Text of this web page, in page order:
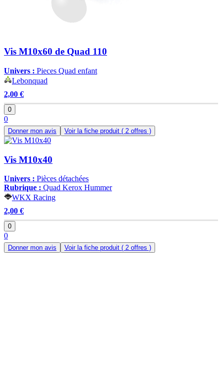
Vis M10x60 de Quad 110
Univers : Pieces Quad enfant
Lebonquad
2,00 €
0
0
Donner mon avis Voir la fiche produit ( 2 offres )
Vis M10x40
Univers : Pièces détachées
Rubrique : Quad Kerox Hummer
WKX Racing
2,00 €
0
0
Donner mon avis Voir la fiche produit ( 2 offres )